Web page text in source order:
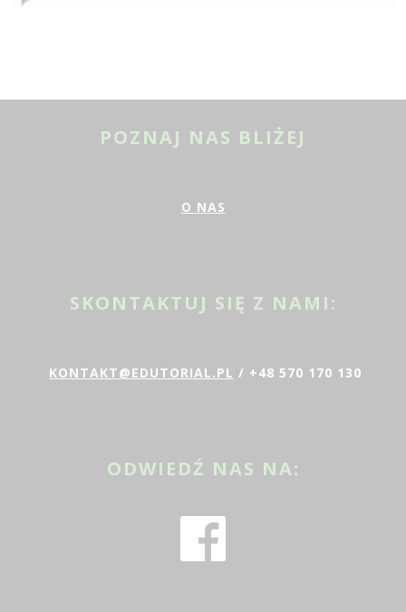
POZNAJ NAS BLIŻEJ
O NAS
SKONTAKTUJ SIĘ Z NAMI:
KONTAKT@EDUTORIAL.PL / +48 570 170 130
ODWIEDŹ NAS NA: